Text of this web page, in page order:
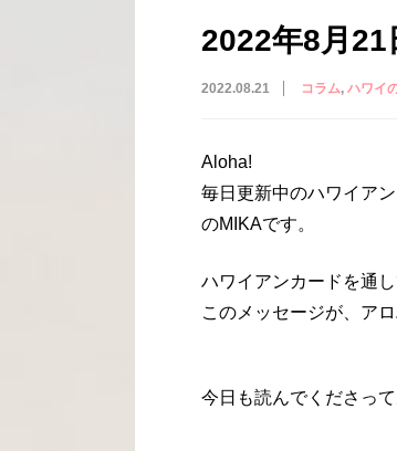
2022年8月
2022.08.21 コラム ハワイ
Aloha!
毎日更新中のハワイア
のMIKAです。
ハワイアンカードを通
このメッセージが、ア
今日も読んでくださっ